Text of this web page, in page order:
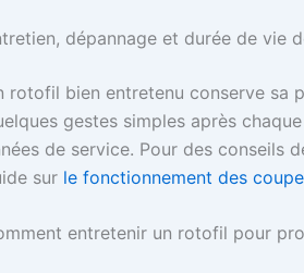
dépannage et durée de vie
rotofil bien entretenu conserve sa
gestes simples après
de service. Pour des conseils
sur le fonctionnement des
entretenir un rotofil pour